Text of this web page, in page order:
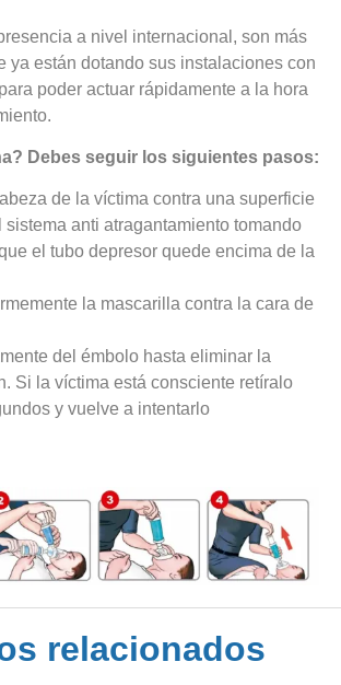
a nivel internacional, son más
ya están dotando sus instalaciones con
poder actuar rápidamente a la hora
Debes seguir los siguientes pasos:
de la víctima contra una superficie
sistema anti atragantamiento tomando
el tubo depresor quede encima de la
la mascarilla contra la cara de
del émbolo hasta eliminar la
Si la víctima está consciente retíralo
y vuelve a intentarlo
relacionados